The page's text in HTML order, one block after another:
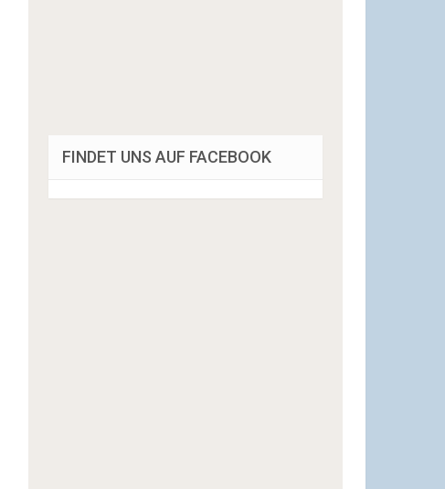
FINDET UNS AUF FACEBOOK